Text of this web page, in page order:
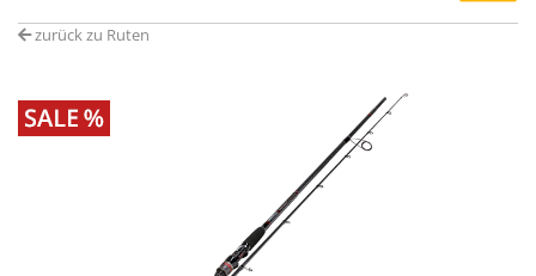
zurück zu Ruten